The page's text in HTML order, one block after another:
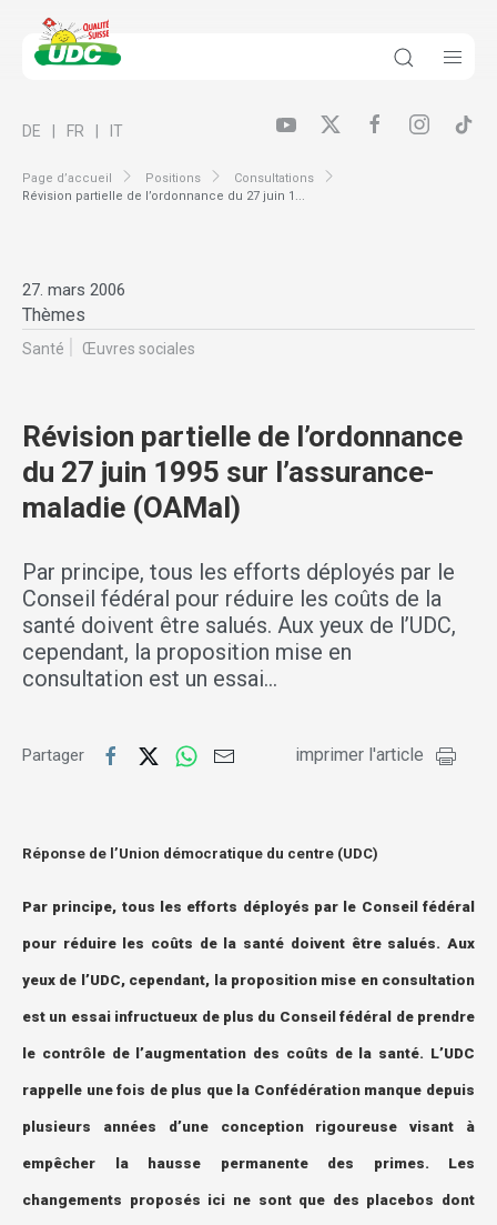
Page d’accueil Positions
Consultations
Révision partielle de l’ordonnance du 27 juin 1...
DE FR IT
27. mars 2006
Thèmes
Santé Œuvres sociales
Révision partielle de l’ordonnance
du 27 juin 1995 sur l’assurance-
maladie (OAMal)
Par principe, tous les efforts déployés par le
Conseil fédéral pour réduire les coûts de la
santé doivent être salués. Aux yeux de l’UDC,
cependant, la proposition mise en
consultation est un essai…
Partager imprimer l'article
Réponse de l’Union démocratique du centre (UDC)
Par principe, tous les efforts déployés par le Conseil fédéral
pour réduire les coûts de la santé doivent être salués. Aux
yeux de l’UDC, cependant, la proposition mise en consultation
est un essai infructueux de plus du Conseil fédéral de prendre
le contrôle de l’augmentation des coûts de la santé. L’UDC
rappelle une fois de plus que la Confédération manque depuis
plusieurs années d’une conception rigoureuse visant à
empêcher la hausse permanente des primes. Les
changements proposés ici ne sont que des placebos dont